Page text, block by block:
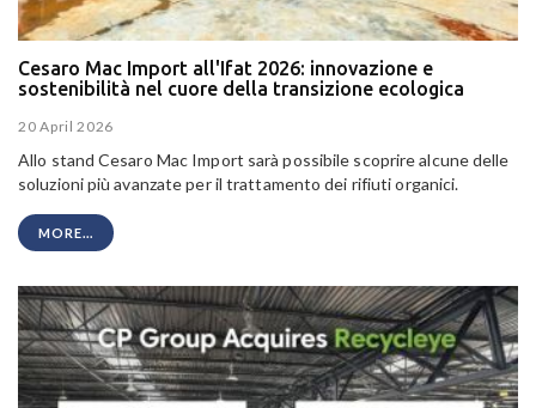
Cesaro Mac Import all'Ifat 2026: innovazione e
sostenibilità nel cuore della transizione ecologica
20 April 2026
Allo stand Cesaro Mac Import sarà possibile scoprire alcune delle
soluzioni più avanzate per il trattamento dei rifiuti organici.
MORE...